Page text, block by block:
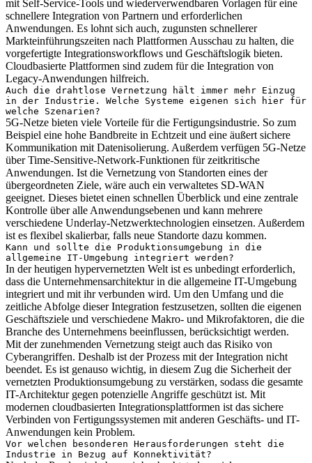
mit Self-Service-Tools und wiederverwendbaren Vorlagen für eine
schnellere Integration von Partnern und erforderlichen
Anwendungen. Es lohnt sich auch, zugunsten schnellerer
Markteinführungszeiten nach Plattformen Ausschau zu halten, die
vorgefertigte Integrationsworkflows und Geschäftslogik bieten.
Cloudbasierte Plattformen sind zudem für die Integration von
Legacy-Anwendungen hilfreich.
Auch die drahtlose Vernetzung hält immer mehr Einzug
in der Industrie. Welche Systeme eigenen sich hier für
welche Szenarien?
5G-Netze bieten viele Vorteile für die Fertigungsindustrie. So zum
Beispiel eine hohe Bandbreite in Echtzeit und eine äußert sichere
Kommunikation mit Datenisolierung. Außerdem verfügen 5G-Netze
über Time-Sensitive-Network-Funktionen für zeitkritische
Anwendungen. Ist die Vernetzung von Standorten eines der
übergeordneten Ziele, wäre auch ein verwaltetes SD-WAN
geeignet. Dieses bietet einen schnellen Überblick und eine zentrale
Kontrolle über alle Anwendungsebenen und kann mehrere
verschiedene Underlay-Netzwerktechnologien einsetzen. Außerdem
ist es flexibel skalierbar, falls neue Standorte dazu kommen.
Kann und sollte die Produktionsumgebung in die
allgemeine IT-Umgebung integriert werden?
In der heutigen hypervernetzten Welt ist es unbedingt erforderlich,
dass die Unternehmensarchitektur in die allgemeine IT-Umgebung
integriert und mit ihr verbunden wird. Um den Umfang und die
zeitliche Abfolge dieser Integration festzusetzen, sollten die eigenen
Geschäftsziele und verschiedene Makro- und Mikrofaktoren, die die
Branche des Unternehmens beeinflussen, berücksichtigt werden.
Mit der zunehmenden Vernetzung steigt auch das Risiko von
Cyberangriffen. Deshalb ist der Prozess mit der Integration nicht
beendet. Es ist genauso wichtig, in diesem Zug die Sicherheit der
vernetzten Produktionsumgebung zu verstärken, sodass die gesamte
IT-Architektur gegen potenzielle Angriffe geschützt ist. Mit
modernen cloudbasierten Integrationsplattformen ist das sichere
Verbinden von Fertigungssystemen mit anderen Geschäfts- und IT-
Anwendungen kein Problem.
Vor welchen besonderen Herausforderungen steht die
Industrie in Bezug auf Konnektivität?